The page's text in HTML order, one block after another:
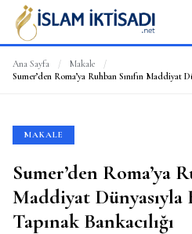
ARA
Ana Sayfa / Makale
/
MAKALE
Sumer’den Roma’ya
Maddiyat Dünyasıyla
Tapınak Bankacılığı